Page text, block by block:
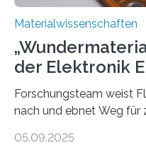
Materialwissenschaften
der Elektronik
Forschungsteam weist
nach und ebnet Weg für
05.09.2025